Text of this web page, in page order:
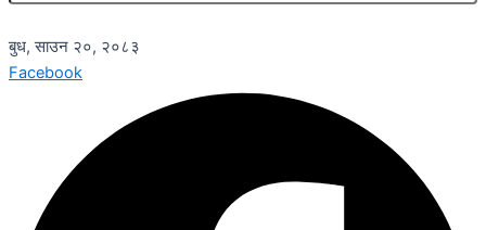
बुध, साउन २०, २०८३
Facebook